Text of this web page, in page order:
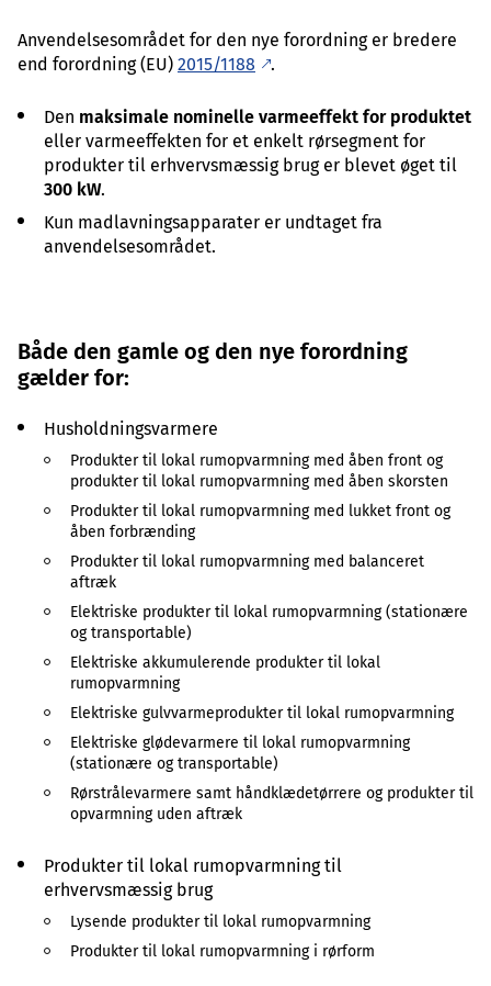
Anvendelsesområdet for den nye forordning er bredere
end forordning (EU) 2015/1188 .
Den maksimale nominelle varmeeffekt for produktet
eller varmeeffekten for et enkelt rørsegment for
produkter til erhvervsmæssig brug er blevet øget til
300 kW.
Kun madlavningsapparater er undtaget fra
anvendelsesområdet.
Både den gamle og den nye forordning
gælder for:
Husholdningsvarmere
Produkter til lokal rumopvarmning med åben front og
produkter til lokal rumopvarmning med åben skorsten
Produkter til lokal rumopvarmning med lukket front og
åben forbrænding
Produkter til lokal rumopvarmning med balanceret
aftræk
Elektriske produkter til lokal rumopvarmning (stationære
og transportable)
Elektriske akkumulerende produkter til lokal
rumopvarmning
Elektriske gulvvarmeprodukter til lokal rumopvarmning
Elektriske glødevarmere til lokal rumopvarmning
(stationære og transportable)
Rørstrålevarmere samt håndklædetørrere og produkter til
opvarmning uden aftræk
Produkter til lokal rumopvarmning til
erhvervsmæssig brug
Lysende produkter til lokal rumopvarmning
Produkter til lokal rumopvarmning i rørform